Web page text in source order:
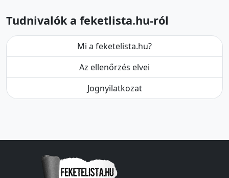
Tudnivalók a feketlista.hu-ról
Mi a feketelista.hu?
Az ellenőrzés elvei
Jognyilatkozat